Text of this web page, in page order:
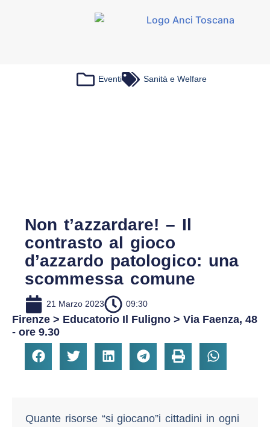
Eventi Sanità e Welfare
Non t’azzardare! – Il
contrasto al gioco
d’azzardo patologico: una
scommessa comune
21 Marzo 2023 09:30
Firenze > Educatorio Il Fuligno > Via Faenza, 48
- ore 9.30
Quante risorse “si giocano”i cittadini in ogni